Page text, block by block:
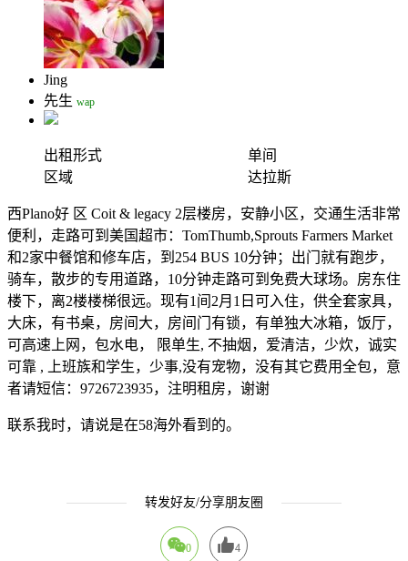
Jing
先生 wap
出租形式
单间
区域
达拉斯
西Plano好 区 Coit & legacy 2层楼房，安静小区，交通生活非常
便利，走路可到美国超市：TomThumb,Sprouts Farmers Market
和2家中餐馆和修车店，到254 BUS 10分钟；出门就有跑步，
骑车，散步的专用道路，10分钟走路可到免费大球场。房东住
楼下，离2楼楼梯很远。现有1间2月1日可入住，供全套家具，
大床，有书桌，房间大，房间门有锁，有单独大冰箱，饭厅，
可高速上网，包水电， 限单生, 不抽烟，爱清洁，少炊，诚实
可靠 , 上班族和学生，少事,没有宠物，没有其它费用全包，意
者请短信：9726723935，注明租房，谢谢
联系我时，请说是在58海外看到的。
转发好友/分享朋友圈
0 4